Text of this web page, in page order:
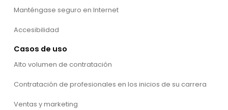
Manténgase seguro en Internet
Accesibilidad
Casos de uso
Alto volumen de contratación
Contratación de profesionales en los inicios de su carrera
Ventas y marketing